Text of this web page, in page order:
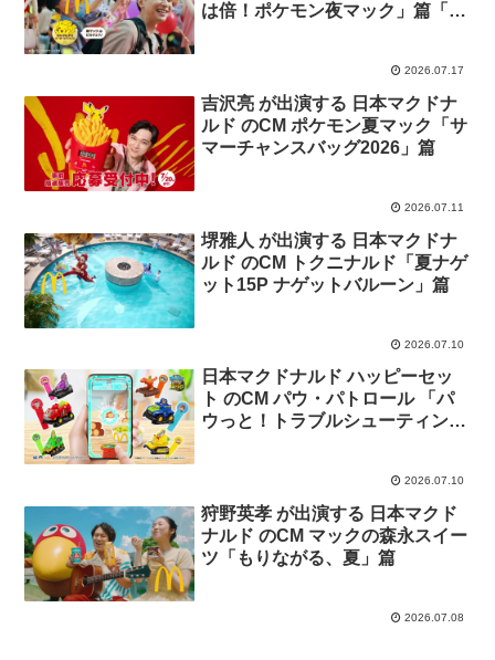
は倍！ポケモン夜マック」篇「ポ
2026.07.17
吉沢亮 が出演する 日本マクドナ
ルド のCM ポケモン夏マック「サ
マーチャンスバッグ2026」篇
2026.07.11
堺雅人 が出演する 日本マクドナ
ルド のCM トクニナルド「夏ナゲ
ット15P ナゲットバルーン」篇
2026.07.10
日本マクドナルド ハッピーセッ
ト のCM パウ・パトロール 「パ
ウっと！トラブルシューティン
2026.07.10
狩野英孝 が出演する 日本マクド
ナルド のCM マックの森永スイー
ツ「もりながる、夏」篇
2026.07.08